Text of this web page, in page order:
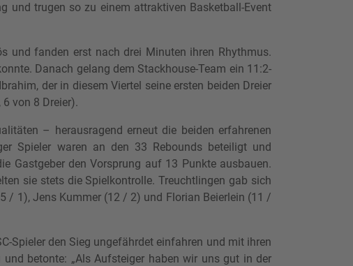
und trugen so zu einem attraktiven Basketball-Event
und fanden erst nach drei Minuten ihren Rhythmus.
Danach gelang dem Stackhouse-Team ein 11:2-
der in diesem Viertel seine ersten beiden Dreier
von 8 Dreier).
– herausragend erneut die beiden erfahrenen
Spieler waren an den 33 Rebounds beteiligt und
Gastgeber den Vorsprung auf 13 Punkte ausbauen.
sie stets die Spielkontrolle. Treuchtlingen gab sich
/ 1), Jens Kummer (12 / 2) und Florian Beierlein (11 /
Spieler den Sieg ungefährdet einfahren und mit ihren
betonte: „Als Aufsteiger haben wir uns gut in der